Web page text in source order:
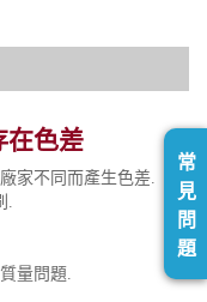
在色差
家不同而產生色差.
量問題.
常
見
問
題